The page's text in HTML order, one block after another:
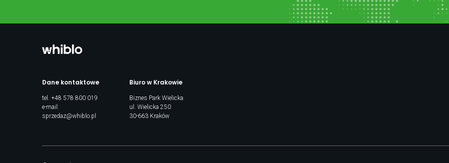
Dane kontaktowe
tel. +48 578 800 019
e-mail:
sprzedaz@whiblo.pl
Biuro w Krakowie
Biznes Park Wielicka
ul. Wielicka 250
30-663 Kraków